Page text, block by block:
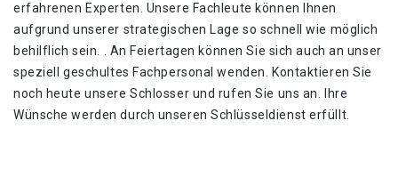
erfahrenen Experten. Unsere Fachleute können Ihnen
aufgrund unserer strategischen Lage so schnell wie möglich
behilflich sein. . An Feiertagen können Sie sich auch an unser
speziell geschultes Fachpersonal wenden. Kontaktieren Sie
noch heute unsere Schlosser und rufen Sie uns an. Ihre
Wünsche werden durch unseren Schlüsseldienst erfüllt.